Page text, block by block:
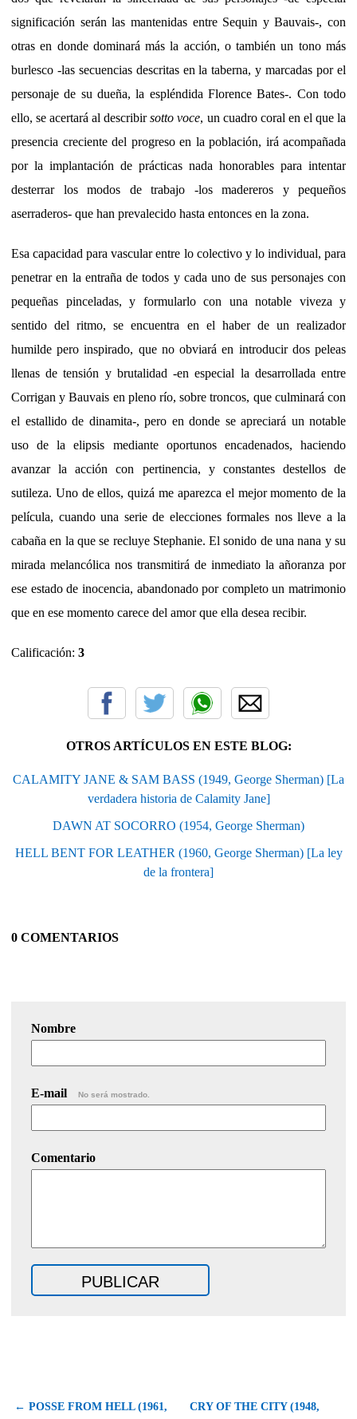
significación serán las mantenidas entre Sequin y Bauvais-, con
otras en donde dominará más la acción, o también un tono más
burlesco -las secuencias descritas en la taberna, y marcadas por el
personaje de su dueña, la espléndida Florence Bates-. Con todo
ello, se acertará al describirsotto voce, un cuadro coral en el que la
presencia creciente del progreso en la población, irá acompañada
por la implantación de prácticas nada honorables para intentar
desterrar los modos de trabajo -los madereros y pequeños
aserraderos- que han prevalecido hasta entonces en la zona.
Esa capacidad para vascular entre lo colectivo y lo individual, para
penetrar en la entraña de todos y cada uno de sus personajes con
pequeñas pinceladas, y formularlo con una notable viveza y
sentido del ritmo, se encuentra en el haber de un realizador
humilde pero inspirado, que no obviará en introducir dos peleas
llenas de tensión y brutalidad -en especial la desarrollada entre
Corrigan y Bauvais en pleno río, sobre troncos, que culminará con
el estallido de dinamita-, pero en donde se apreciará un notable
uso de la elipsis mediante oportunos encadenados, haciendo
avanzar la acción con pertinencia, y constantes destellos de
sutileza. Uno de ellos, quizá me aparezca el mejor momento de la
película, cuando una serie de elecciones formales nos lleve a la
cabaña en la que se recluye Stephanie. El sonido de una nana y su
mirada melancólica nos transmitirá de inmediato la añoranza por
ese estado de inocencia, abandonado por completo un matrimonio
que en ese momento carece del amor que ella desea recibir.
Calificación: 3
OTROS ARTÍCULOS EN ESTE BLOG:
CALAMITY JANE & SAM BASS (1949, George Sherman) [La
verdadera historia de Calamity Jane]
DAWN AT SOCORRO (1954, George Sherman)
HELL BENT FOR LEATHER (1960, George Sherman) [La ley
de la frontera]
0 COMENTARIOS
Nombre
E-mail No será mostrado.
Comentario
← POSSE FROM HELL (1961, CRY OF THE CITY (1948,